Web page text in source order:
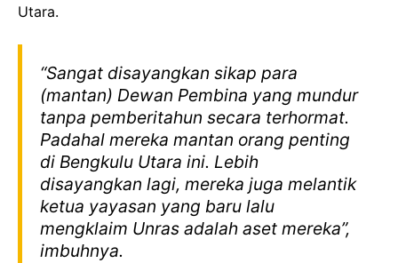
Utara.
“Sangat disayangkan sikap para
(mantan) Dewan Pembina yang mundur
tanpa pemberitahun secara terhormat.
Padahal mereka mantan orang penting
di Bengkulu Utara ini. Lebih
disayangkan lagi, mereka juga melantik
ketua yayasan yang baru lalu
mengklaim Unras adalah aset mereka”,
imbuhnya.